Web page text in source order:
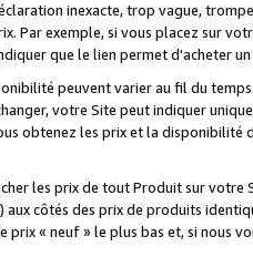
inexacte, trop vague,
Par exemple, si vous placez sur
que le lien permet d'acheter
peuvent varier au fil du
votre Site peut indiquer
obtenez les prix et la disponibilité
les prix de tout Produit sur
aux côtés des prix de produits
prix « neuf » le plus bas et, si nous